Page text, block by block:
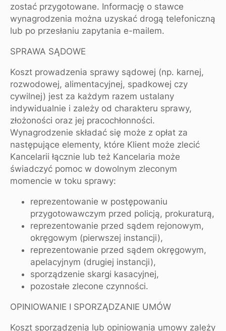
zostać przygotowane. Informację o stawce
wynagrodzenia można uzyskać drogą telefoniczną
lub po przesłaniu zapytania e-mailem.
SPRAWA SĄDOWE
Koszt prowadzenia sprawy sądowej (np. karnej,
rozwodowej, alimentacyjnej, spadkowej czy
cywilnej) jest za każdym razem ustalany
indywidualnie i zależy od charakteru sprawy,
złożoności oraz jej pracochłonności.
Wynagrodzenie składać się może z opłat za
następujące elementy, które Klient może zlecić
Kancelarii łącznie lub też Kancelaria może
świadczyć pomoc w dowolnym zleconym
momencie w toku sprawy:
reprezentowanie w postępowaniu
przygotowawczym przed policją, prokuraturą,
reprezentowanie przed sądem rejonowym,
okręgowym (pierwszej instancji),
reprezentowanie przed sądem okręgowym,
apelacyjnym (drugiej instancji),
sporządzenie skargi kasacyjnej,
pozostałe zlecone czynności.
OPINIOWANIE I SPORZĄDZANIE UMÓW
Koszt sporządzenia lub opiniowania umowy zależy